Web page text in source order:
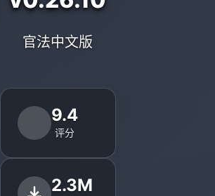
官法中文版
9.4
评分
2.3M